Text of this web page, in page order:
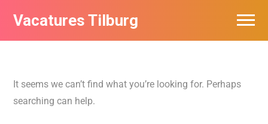
Vacatures Tilburg
It seems we can’t find what you’re looking for. Perhaps
searching can help.
Vacatures per bedrijf
Nieuwsbrief feed